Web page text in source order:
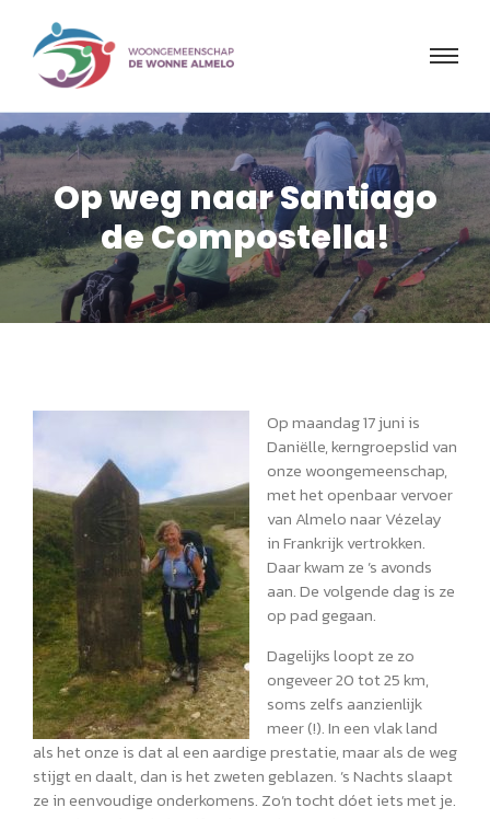
Op weg naar Santiago
de Compostella!
Op maandag 17 juni is
Daniëlle, kerngroepslid van
onze woongemeenschap,
met het openbaar vervoer
van Almelo naar Vézelay
in Frankrijk vertrokken.
Daar kwam ze ’s avonds
aan. De volgende dag is ze
op pad gegaan.
Dagelijks loopt ze zo
ongeveer 20 tot 25 km,
soms zelfs aanzienlijk
meer (!). In een vlak land
als het onze is dat al een aardige prestatie, maar als de weg
stijgt en daalt, dan is het zweten geblazen. ’s Nachts slaapt
ze in eenvoudige onderkomens. Zo’n tocht dóet iets met je.